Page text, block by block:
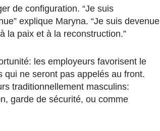
de configuration. “Je suis
explique Maryna. “Je suis devenue
la paix et à la reconstruction.”
les employeurs favorisent le
ne seront pas appelés au front.
traditionnellement masculins:
garde de sécurité, ou comme